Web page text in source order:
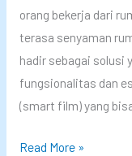
orang bekerja dari
terasa senyaman
hadir sebagai solusi
fungsionalitas dan
(smart film) yang
🏠
Read More »